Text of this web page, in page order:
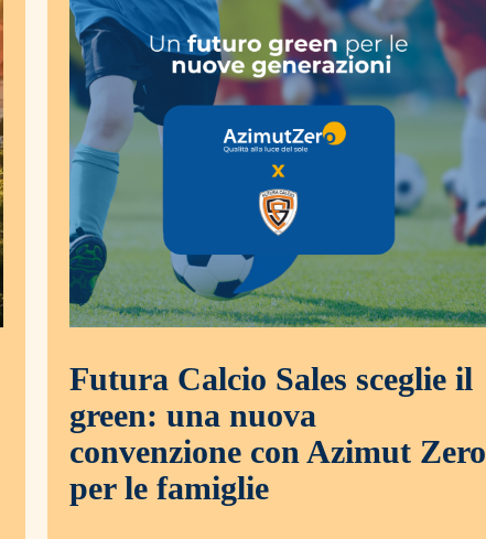
Futura Calcio Sales sceglie il
green: una nuova
convenzione con Azimut Zero
per le famiglie